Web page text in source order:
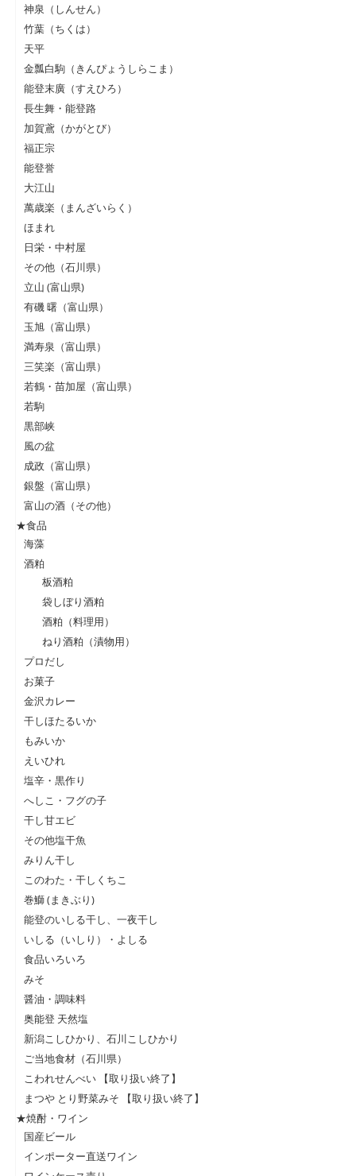
神泉（しんせん）
竹葉（ちくは）
天平
金瓢白駒（きんぴょうしらこま）
能登末廣（すえひろ）
長生舞・能登路
加賀鳶（かがとび）
福正宗
能登誉
大江山
萬歳楽（まんざいらく）
ほまれ
日栄・中村屋
その他（石川県）
立山 (富山県)
有磯 曙（富山県）
玉旭（富山県）
満寿泉（富山県）
三笑楽（富山県）
若鶴・苗加屋（富山県）
若駒
黒部峡
風の盆
成政（富山県）
銀盤（富山県）
富山の酒（その他）
★食品
海藻
酒粕
板酒粕
袋しぼり酒粕
酒粕（料理用）
ねり酒粕（漬物用）
プロだし
お菓子
金沢カレー
干しほたるいか
もみいか
えいひれ
塩辛・黒作り
へしこ・フグの子
干し甘エビ
その他塩干魚
みりん干し
このわた・干しくちこ
巻鰤 (まきぶり)
能登のいしる干し、一夜干し
いしる（いしり）・よしる
食品いろいろ
みそ
醤油・調味料
奥能登 天然塩
新潟こしひかり、石川こしひかり
ご当地食材（石川県）
こわれせんべい 【取り扱い終了】
まつや とり野菜みそ 【取り扱い終了】
★焼酎・ワイン
国産ビール
インポーター直送ワイン